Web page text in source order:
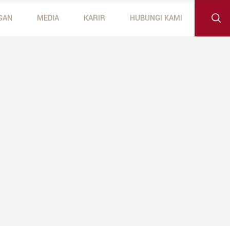
MEDIA KARIR
HUBUNGI KAMI